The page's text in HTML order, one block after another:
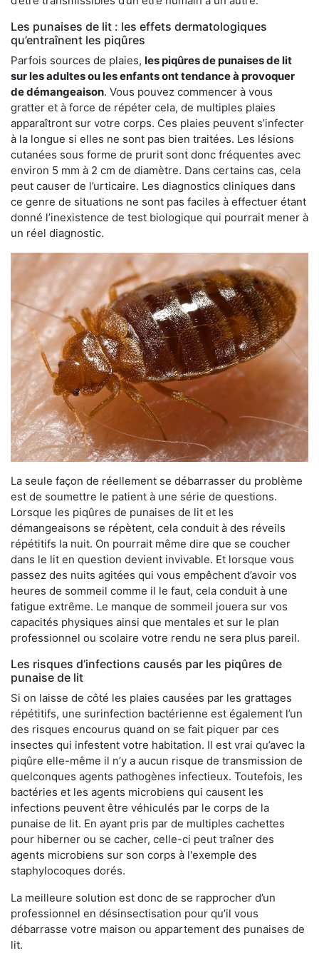
Les punaises de lit : les effets dermatologiques
qu’entraînent les piqûres
Parfois sources de plaies, les piqûres de punaises de lit
sur les adultes ou les enfants ont tendance à provoquer
de démangeaison. Vous pouvez commencer à vous
gratter et à force de répéter cela, de multiples plaies
apparaîtront sur votre corps. Ces plaies peuvent s’infecter
à la longue si elles ne sont pas bien traitées. Les lésions
cutanées sous forme de prurit sont donc fréquentes avec
environ 5 mm à 2 cm de diamètre. Dans certains cas, cela
peut causer de l’urticaire. Les diagnostics cliniques dans
ce genre de situations ne sont pas faciles à effectuer étant
donné l’inexistence de test biologique qui pourrait mener à
un réel diagnostic.
La seule façon de réellement se débarrasser du problème
est de soumettre le patient à une série de questions.
Lorsque les piqûres de punaises de lit et les
démangeaisons se répètent, cela conduit à des réveils
répétitifs la nuit. On pourrait même dire que se coucher
dans le lit en question devient invivable. Et lorsque vous
passez des nuits agitées qui vous empêchent d’avoir vos
heures de sommeil comme il le faut, cela conduit à une
fatigue extrême. Le manque de sommeil jouera sur vos
capacités physiques ainsi que mentales et sur le plan
professionnel ou scolaire votre rendu ne sera plus pareil.
Les risques d’infections causés par les piqûres de
punaise de lit
Si on laisse de côté les plaies causées par les grattages
répétitifs, une surinfection bactérienne est également l’un
des risques encourus quand on se fait piquer par ces
insectes qui infestent votre habitation. Il est vrai qu’avec la
piqûre elle-même il n’y a aucun risque de transmission de
quelconques agents pathogènes infectieux. Toutefois, les
bactéries et les agents microbiens qui causent les
infections peuvent être véhiculés par le corps de la
punaise de lit. En ayant pris par de multiples cachettes
pour hiberner ou se cacher, celle-ci peut traîner des
agents microbiens sur son corps à l'exemple des
staphylocoques dorés.
La meilleure solution est donc de se rapprocher d’un
professionnel en désinsectisation pour qu’il vous
débarrasse votre maison ou appartement des punaises de
lit.